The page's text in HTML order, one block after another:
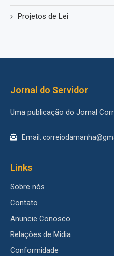
Projetos de Lei
Jornal do Servidor
Uma publicação do Jornal
Email:
Links
Sobre nós
Contato
Anuncie Conosco
Relações de Midia
Conformidade